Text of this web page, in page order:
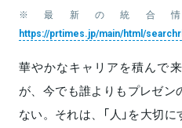
※最新の統合
https://prtimes.jp/main/html/
華やかなキャリアを積んで
が、今でも誰よりもプレゼン
ない。それは、「人」を大切